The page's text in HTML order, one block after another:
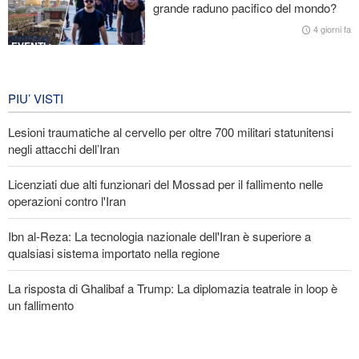
Lesioni traumatiche al cervello per oltre 700 militari statunitensi
negli attacchi dell’Iran
EVENTI
grande raduno pacifico del mondo?
4 giorni fa
EVENTI
PIU’ VISTI
Lesioni traumatiche al cervello per oltre 700 militari statunitensi
negli attacchi dell’Iran
Licenziati due alti funzionari del Mossad per il fallimento nelle
operazioni contro l'Iran
Ibn al-Reza: La tecnologia nazionale dell'Iran è superiore a
qualsiasi sistema importato nella regione
La risposta di Ghalibaf a Trump: La diplomazia teatrale in loop è
un fallimento